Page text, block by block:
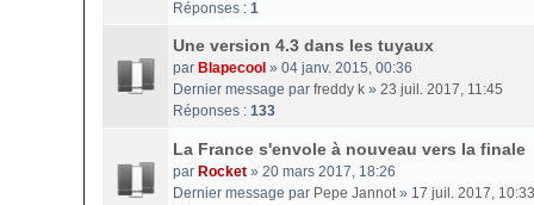
Réponses : 1
Une version 4.3 dans les tuyaux
par Blapecool » 04 janv. 2015, 00:36
Dernier message par freddy k » 23 juil. 2017, 11:45
Réponses : 133
La France s'envole à nouveau vers la finale
par Rocket » 20 mars 2017, 18:26
Dernier message par Pepe Jannot» 17 juil. 2017, 10:33